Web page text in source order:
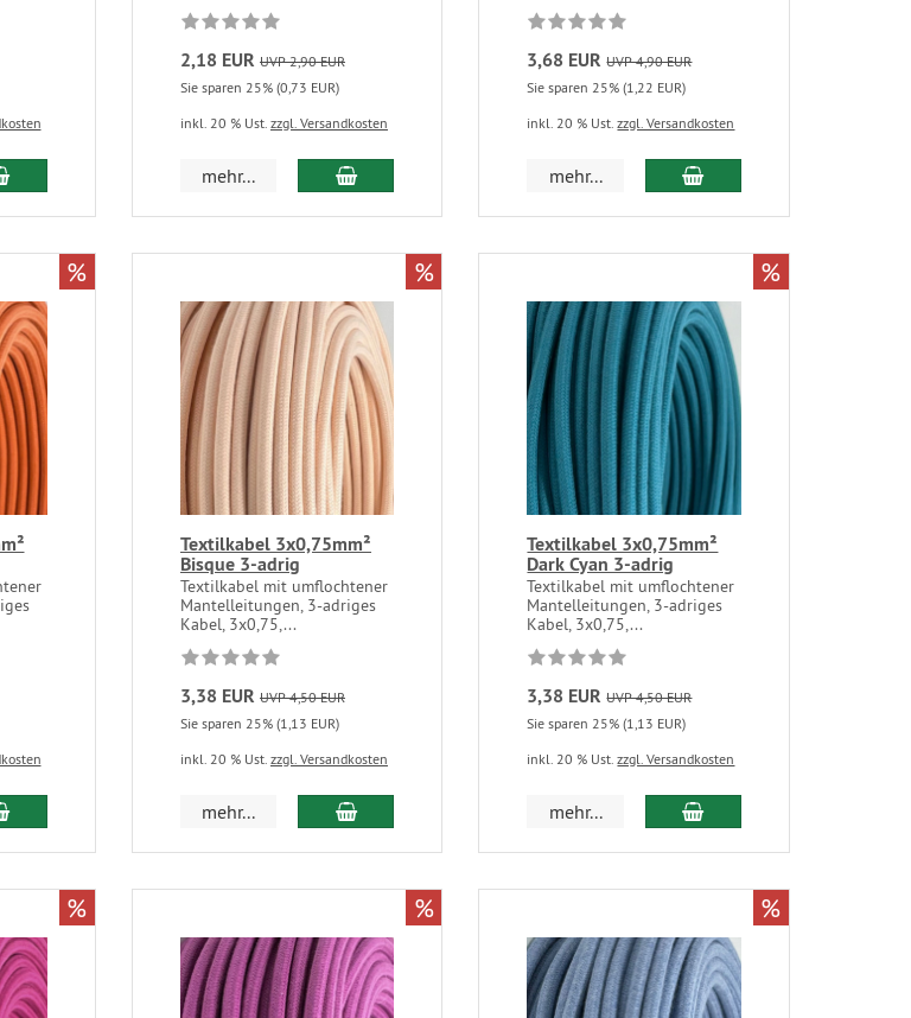
2,18 EUR UVP 2,90 EUR
Sie sparen 25% (0,73 EUR)
inkl. 20 % Ust. zzgl. Versandkosten
mehr...
3,68 EUR UVP 4,90 EUR
Sie sparen 25% (1,22 EUR)
inkl. 20 % Ust.zzgl. Versandkosten
mehr...
%
Textilkabel 3x0,75mm²
Bisque 3-adrig
Textilkabel mit umflochtener
Mantelleitungen, 3-adriges
Kabel, 3x0,75,...
3,38 EUR UVP 4,50 EUR
Sie sparen 25% (1,13 EUR)
inkl. 20 % Ust. zzgl. Versandkosten
mehr...
%
Textilkabel 3x0,75mm²
Dark Cyan 3-adrig
Textilkabel mit umflochtener
Mantelleitungen, 3-adriges
Kabel, 3x0,75,...
3,38 EUR UVP 4,50 EUR
Sie sparen 25% (1,13 EUR)
inkl. 20 % Ust.zzgl. Versandkosten
mehr...
%
% % %